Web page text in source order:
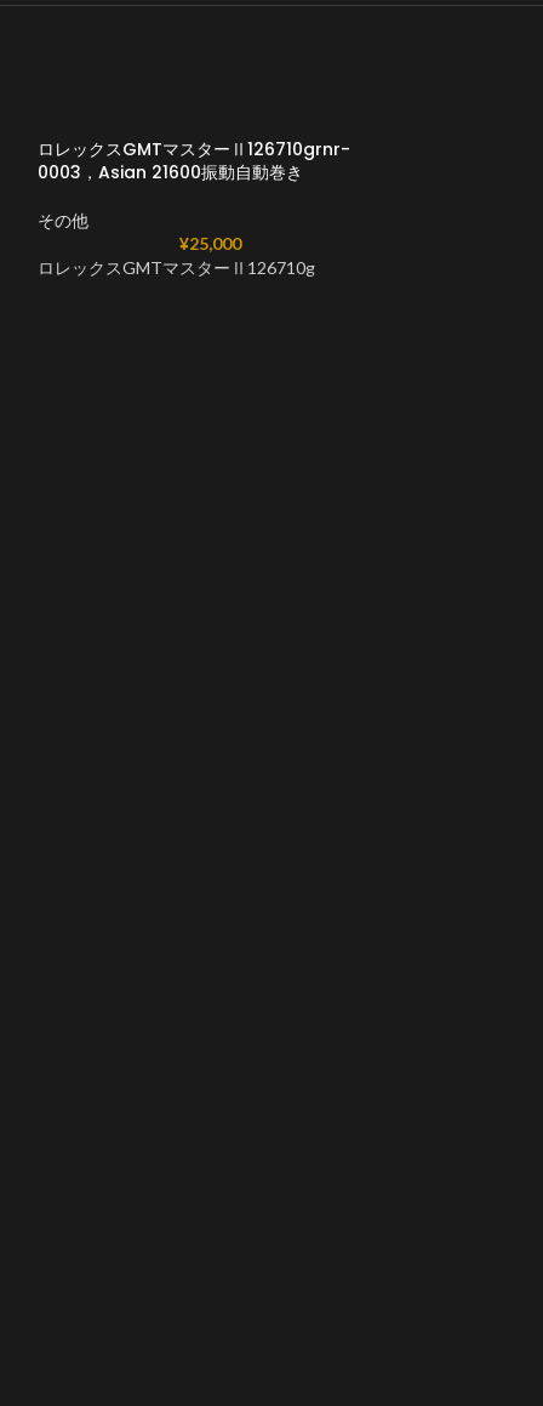
ロレックスGMTマスターⅡ126710grnr-
0003，Asian 21600振動自動巻き
その他
¥25,000
ロレックスGMTマスターⅡ126710g